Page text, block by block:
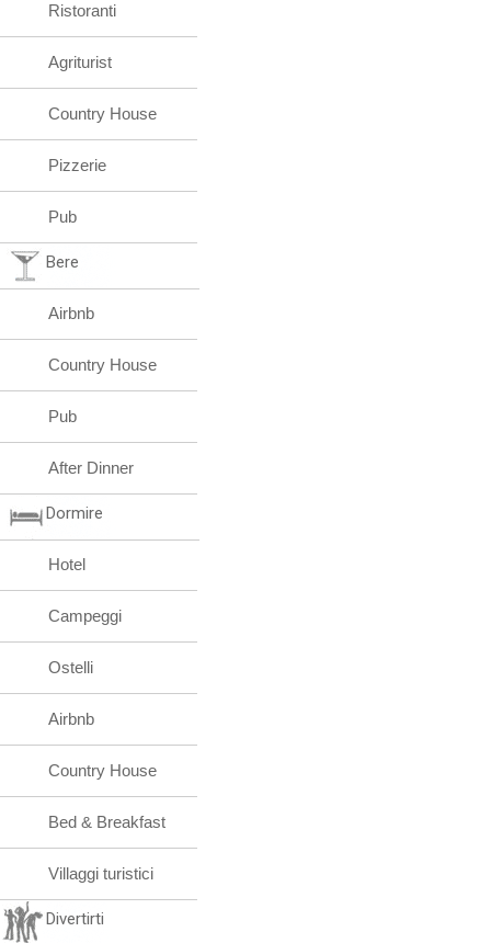
Ristoranti
Agriturist
Country House
Pizzerie
Pub
Bere
Airbnb
Country House
Pub
After Dinner
Dormire
Hotel
Campeggi
Ostelli
Airbnb
Country House
Bed & Breakfast
Villaggi turistici
Divertirti